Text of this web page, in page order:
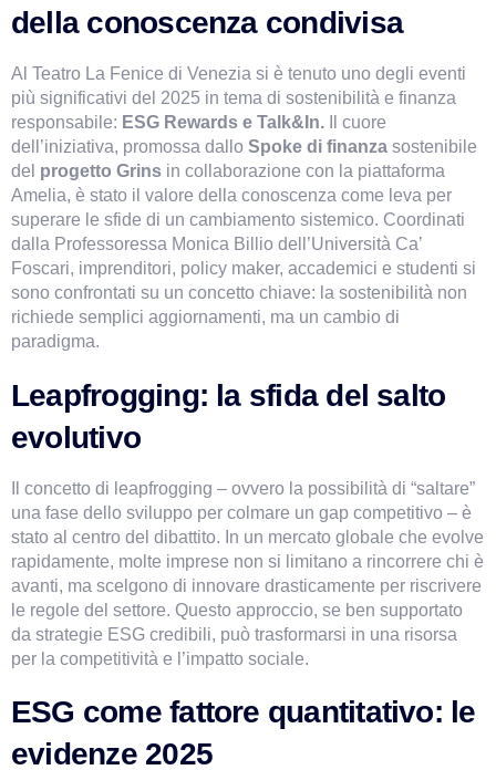
della conoscenza condivisa
Al Teatro La Fenice di Venezia si è tenuto uno degli eventi
più significativi del 2025 in tema di sostenibilità e finanza
responsabile: ESG Rewards e Talk&In. Il cuore
dell’iniziativa, promossa dallo Spoke di finanza sostenibile
del progetto Grins in collaborazione con la piattaforma
Amelia, è stato il valore della conoscenza come leva per
superare le sfide di un cambiamento sistemico. Coordinati
dalla Professoressa Monica Billio dell’Università Ca’
Foscari, imprenditori, policy maker, accademici e studenti si
sono confrontati su un concetto chiave: la sostenibilità non
richiede semplici aggiornamenti, ma un cambio di
paradigma.
Leapfrogging: la sfida del salto
evolutivo
Il concetto di leapfrogging – ovvero la possibilità di “saltare”
una fase dello sviluppo per colmare un gap competitivo – è
stato al centro del dibattito. In un mercato globale che evolve
rapidamente, molte imprese non si limitano a rincorrere chi è
avanti, ma scelgono di innovare drasticamente per riscrivere
le regole del settore. Questo approccio, se ben supportato
da strategie ESG credibili, può trasformarsi in una risorsa
per la competitività e l’impatto sociale.
ESG come fattore quantitativo: le
evidenze 2025
VismarChat AI Agent
Salve! Sono VismarChat, l'agente AI di Vismarcorp. In
cosa possiamo esserti utile?